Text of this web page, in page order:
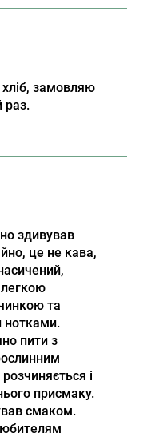
замовляю
раз.
здивував
це не кава,
та
нотками.
пити з
і
присмаку.
смаком.